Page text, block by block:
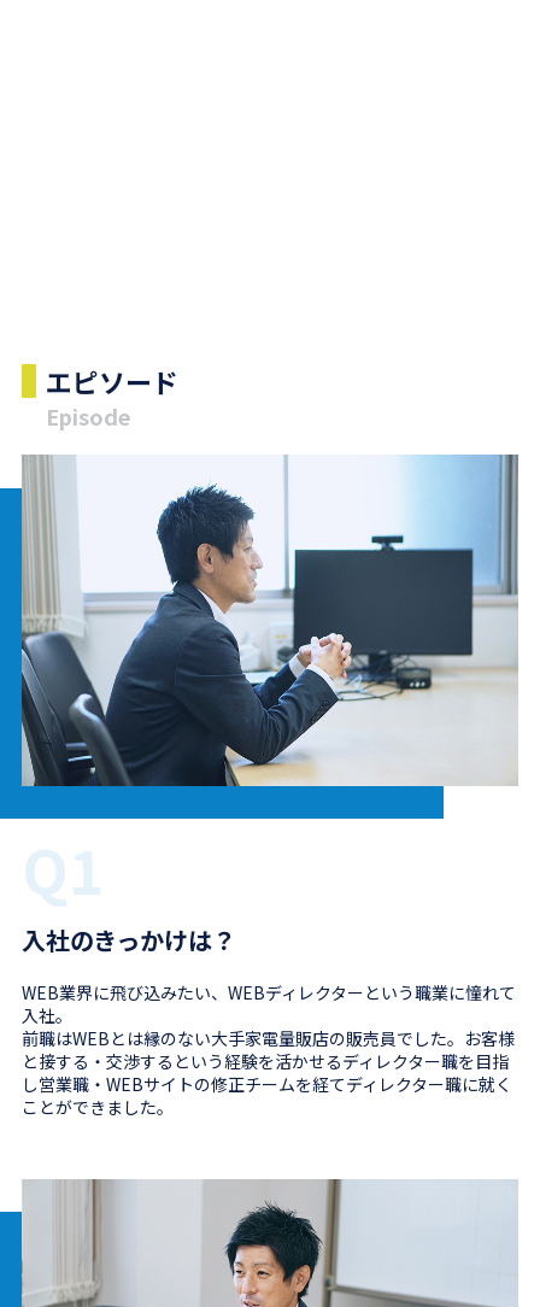
エピソード
Episode
Q1
入社のきっかけは？
WEB業界に飛び込みたい、WEBディレクターという職業に憧れて
入社。
前職はWEBとは縁のない大手家電量販店の販売員でした。お客様
と接する・交渉するという経験を活かせるディレクター職を目指
し営業職・WEBサイトの修正チームを経てディレクター職に就く
ことができました。